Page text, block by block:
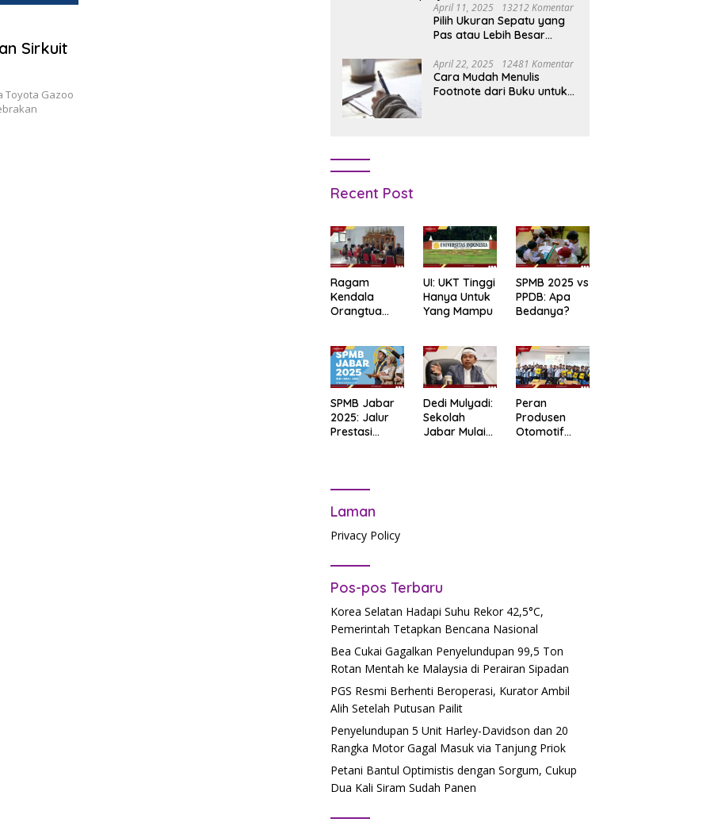
Sirkuit
Toyota Gazoo
April 11, 2025 13212 Komentar
Pilih Ukuran Sepatu yang
Pas atau Lebih Besar
April 22, 2025 12481 Komentar
Cara Mudah Menulis
Footnote dari Buku untuk
Recent Post
Ragam
Kendala
Orangtua
Jakarta
2025: Salah
Input Data
hingga Lupa
Password
UI: UKT Tinggi
Hanya Untuk
Yang Mampu
SPMB 2025 vs
PPDB: Apa
Bedanya?
SPMB Jabar
2025: Jalur
Prestasi
Dedi Mulyadi:
Sekolah
Jabar Mulai
Peran
Produsen
Otomotif
Laman
Privacy Policy
Pos-pos Terbaru
Korea Selatan Hadapi Suhu Rekor 42,5°C,
Pemerintah Tetapkan Bencana Nasional
Bea Cukai Gagalkan Penyelundupan 99,5 Ton
Rotan Mentah ke Malaysia di Perairan Sipadan
PGS Resmi Berhenti Beroperasi, Kurator Ambil
Alih Setelah Putusan Pailit
Penyelundupan 5 Unit Harley-Davidson dan 20
Rangka Motor Gagal Masuk via Tanjung Priok
Petani Bantul Optimistis dengan Sorgum, Cukup
Dua Kali Siram Sudah Panen